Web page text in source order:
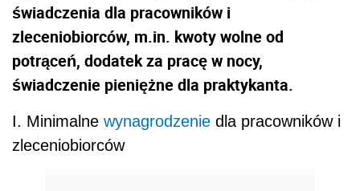
świadczenia dla pracowników i
zleceniobiorców, m.in. kwoty wolne od
potrąceń, dodatek za pracę w nocy,
świadczenie pieniężne dla praktykanta.
I. Minimalne wynagrodzenie dla pracowników i
zleceniobiorców